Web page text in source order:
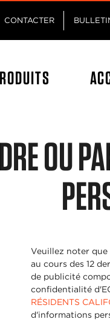
CONTACTER
OU
Veuillez noter que
au cours des 12
de publicité
confidentialité
RÉSIDENTS
d'informations